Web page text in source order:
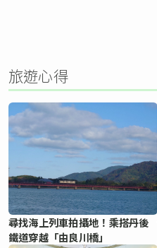
旅遊心得
尋找海上列車拍攝地！乘搭丹後
鐵道穿越「由良川橋」